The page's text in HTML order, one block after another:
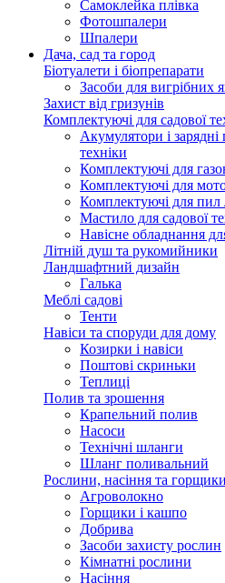
Самоклейка плівка
Фотошпалери
Шпалери
Дача, сад та город
Біотуалети і біопрепарати
Засоби для вигрібних
Захист від гризунів
Комплектуючі для садової
Акумулятори і зарядні
техніки
Комплектуючі для
Комплектуючі для
Комплектуючі для
Мастило для садової
Навісне обладнання
Літній душ та рукомийники
Ландшафтний дизайн
Галька
Меблі садові
Тенти
Навіси та споруди для дому
Козирки і навіси
Поштові скриньки
Теплиці
Полив та зрошення
Крапельний полив
Насоси
Технічні шланги
Шланг поливальний
Рослини, насіння та горщики
Агроволокно
Горщики і кашпо
Добрива
Засоби захисту рослин
Кімнатні рослини
Насіння